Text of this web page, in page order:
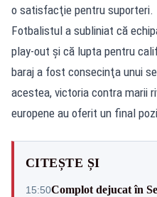
o satisfacţie pentru suporteri.
Fotbalistul a subliniat că
play-out şi că lupta pentru
baraj a fost consecinţa unui
acestea, victoria contra marii
europene au oferit un final
CITEȘTE ȘI
15:50Complot dejucat în